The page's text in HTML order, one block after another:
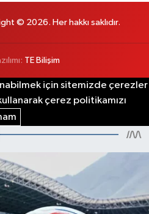
© 2026. Her hakkı saklıdır.
TE Bilişim
için sitemizde çerezler
çerez politikamızı